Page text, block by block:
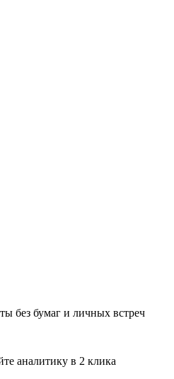
без бумаг и личных встреч
аналитику в 2 клика